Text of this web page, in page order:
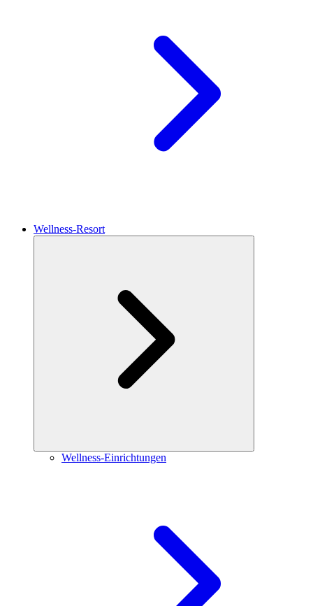
Wellness-Resort
Wellness-Einrichtungen